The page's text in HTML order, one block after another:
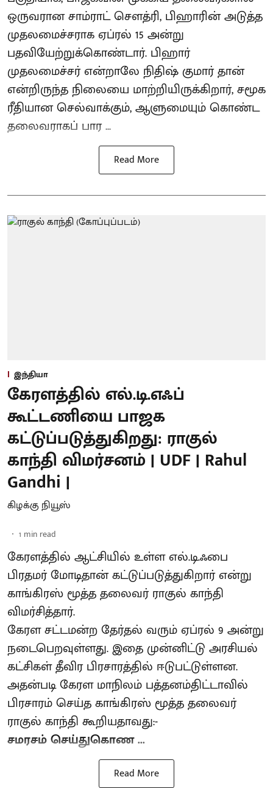
ஒருவரான சாம்ராட் சௌத்ரி, பிஹாரின் அடுத்த
முதலமைச்சராக ஏப்ரல் 15 அன்று
பதவியேற்றுக்கொண்டார். பிஹார்
முதலமைச்சர் என்றாலே நிதிஷ் குமார் தான்
என்றிருந்த நிலையை மாற்றியிருக்கிறார், சமூக
ரீதியான செல்வாக்கும், ஆளுமையும் கொண்ட
தலைவராகப் பார ...
Read More
இந்தியா
கேரளத்தில் எல்.டி.எஃப்
கூட்டணியை பாஜக
கட்டுப்படுத்துகிறது: ராகுல்
காந்தி விமர்சனம் | UDF | Rahul
Gandhi |
கிழக்கு நியூஸ்
1 min read
கேரளத்தில் ஆட்சியில் உள்ள எல்.டி.ஃபை
பிரதமர் மோடிதான் கட்டுப்படுத்துகிறார் என்று
காங்கிரஸ் மூத்த தலைவர் ராகுல் காந்தி
விமர்சித்தார்.
கேரள சட்டமன்ற தேர்தல் வரும் ஏப்ரல் 9 அன்று
நடைபெறவுள்ளது. இதை முன்னிட்டு அரசியல்
கட்சிகள் தீவிர பிரசாரத்தில் ஈடுபட்டுள்ளன.
அதன்படி கேரள மாநிலம் பத்தனம்திட்டாவில்
பிரசாரம் செய்த காங்கிரஸ் மூத்த தலைவர்
ராகுல் காந்தி கூறியதாவது:-
சமரசம் செய்துகொண ...
Read More